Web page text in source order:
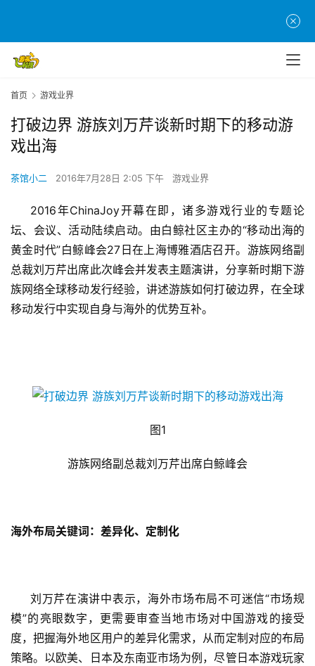
首页 游戏业界
打破边界 游族刘万芹谈新时期下的移动游
戏出海
茶馆小二 2016年7月28日 2:05 下午 游戏业界
2016年ChinaJoy开幕在即，诸多游戏行业的专题论
坛、会议、活动陆续启动。由白鲸社区主办的“移动出海的
黄金时代”白鲸峰会27日在上海博雅酒店召开。游族网络副
总裁刘万芹出席此次峰会并发表主题演讲，分享新时期下游
族网络全球移动发行经验，讲述游族如何打破边界，在全球
移动发行中实现自身与海外的优势互补。
图1
游族网络副总裁刘万芹出席白鲸峰会
海外布局关键词：差异化、定制化
刘万芹在演讲中表示，海外市场布局不可迷信“市场规
模”的亮眼数字，更需要审查当地市场对中国游戏的接受
度，把握海外地区用户的差异化需求，从而定制对应的布局
策略。以欧美、日本及东南亚市场为例，尽管日本游戏玩家